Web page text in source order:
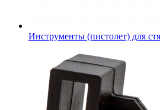
Инструменты (пистолет) для